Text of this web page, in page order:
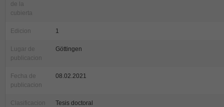
de la
cubierta
Edicion 1
Lugar de
publicacion
Göttingen
Fecha de
publicacion
08.02.2021
Clasificacion
Tesis doctoral